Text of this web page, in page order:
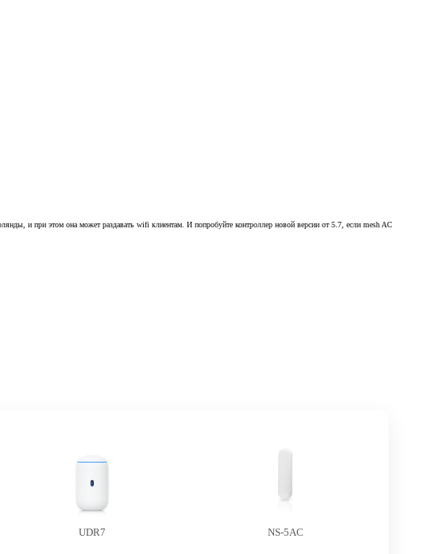
и при этом она может раздавать wifi клиентам. И попробуйте контроллер новой версии от 5.7, если mesh AC
UDR7 NS-5AC